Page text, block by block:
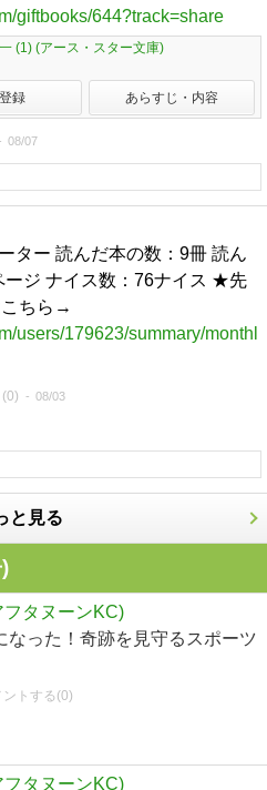
giftbooks/644?track=share
(1) (アース・スター文庫)
録 あらすじ・内容
08/07
ター 読んだ本の数：9冊 読ん
ージ ナイス数：76ナイス ★先
こちら→
users/179623/summary/monthl
(0) 08/03
と見る
フタヌーンKC)
なった！奇跡を見守るスポーツ
ントする(0)
フタヌーンKC)